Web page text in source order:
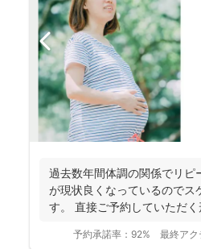
過去数年間体調の関係でリピ
が現状良くなっているのでス
す。 直接ご予約していただ
予約承諾率： 92% 最終アク